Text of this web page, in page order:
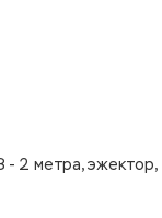
- 2 метра, эжектор,